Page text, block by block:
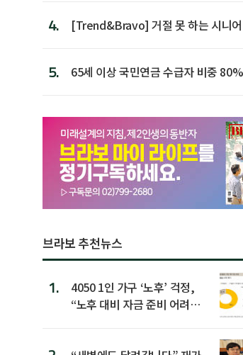
4.
[Trend&Bravo] 거절 못 하는 시니
5. 65세 이상 국민연금 수급자 비중 80%
브라보 추천뉴스
1.
4050 1인 가구 ‘노후’ 걱정,
“노후 대비 자금 준비 어려